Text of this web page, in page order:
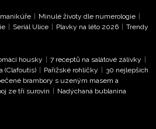
| Minulé životy dle numerologie |
| Seriál Ulice | Plavky na léto 2026 | Trendy
housky | 7 receptů na salátové zálivky |
(Clafoutis) | Pařížské rohlíčky | 30 nejlepších
brambory s uzeným masem a
ze tří surovin | Nadýchaná bublanina